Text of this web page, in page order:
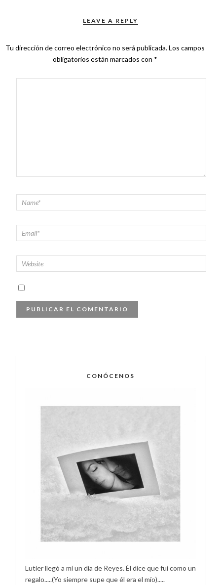
LEAVE A REPLY
Tu dirección de correo electrónico no será publicada.Los campos
obligatorios están marcados con *
CONÓCENOS
Lutier llegó a mí un día de Reyes. Él dice que fui como un
regalo.....(Yo siempre supe que él era el mío).....